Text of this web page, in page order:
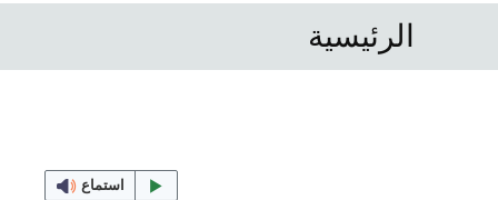
الرئيسية
استماع